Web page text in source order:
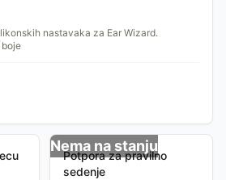
nastavaka za Ear Wizard.
Nema na stanju
Potpora za pravilno
sedenje